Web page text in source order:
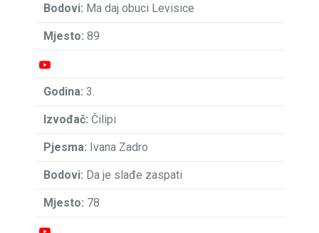
Ma daj obuci Levisice
89
3.
Čilipi
Ivana Zadro
Da je slađe zaspati
78